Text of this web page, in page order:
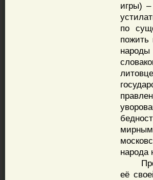
игры)
по
пожить
мирным
народа
её